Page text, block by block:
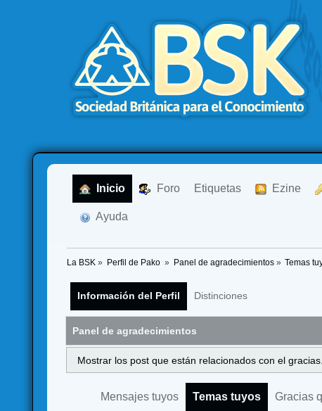
Inicio Foro Etiquetas Ezine
Ayuda
La BSK » Perfil de Pako » Panel de agradecimientos» Temas
Información del Perfil Distinciones
Panel de agradecimientos
Mostrar los post que están relacionados con el
Mensajes tuyos Temas tuyos Gracias